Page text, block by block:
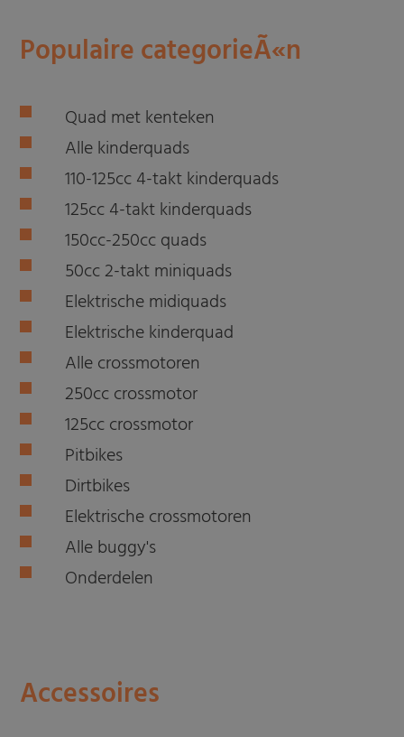
Populaire categorieÃ«n
Quad met kenteken
Alle kinderquads
110-125cc 4-takt kinderquads
125cc 4-takt kinderquads
150cc-250cc quads
50cc 2-takt miniquads
Elektrische midiquads
Elektrische kinderquad
Alle crossmotoren
250cc crossmotor
125cc crossmotor
Pitbikes
Dirtbikes
Elektrische crossmotoren
Alle buggy's
Onderdelen
Accessoires